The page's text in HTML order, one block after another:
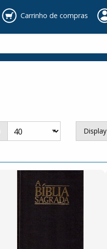
Carrinho de compras
Display